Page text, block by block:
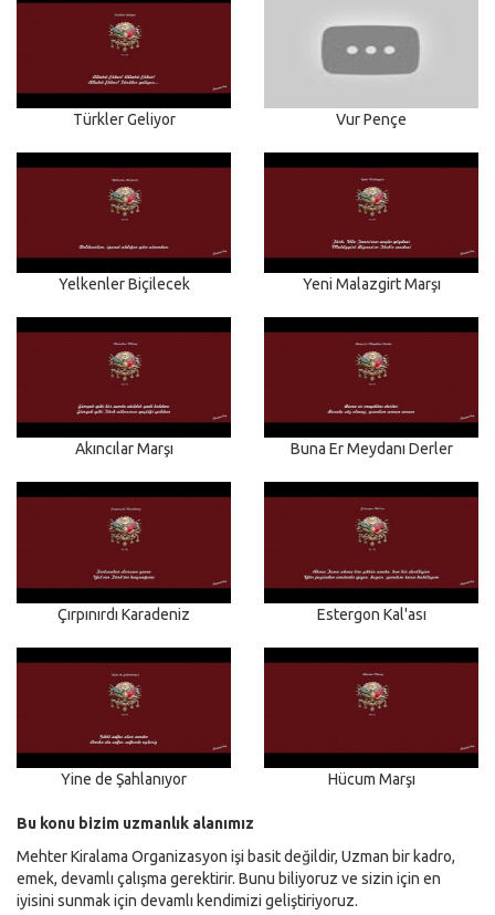
Türkler Geliyor Vur Pençe
Yelkenler Biçilecek Yeni Malazgirt Marşı
Akıncılar Marşı Buna Er Meydanı Derler
Çırpınırdı Karadeniz Estergon Kal'ası
Yine de Şahlanıyor Hücum Marşı
Bu konu bizim uzmanlık alanımız
Mehter Kiralama Organizasyon işi basit değildir, Uzman bir kadro,
emek, devamlı çalışma gerektirir. Bunu biliyoruz ve sizin için en
iyisini sunmak için devamlı kendimizi geliştiriyoruz.